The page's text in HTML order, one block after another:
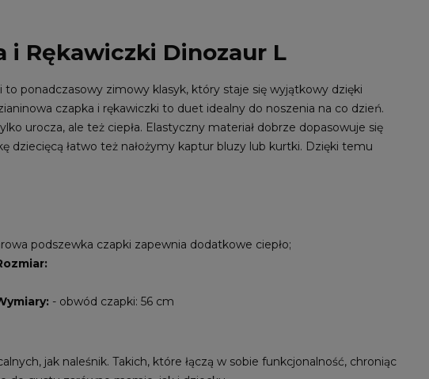
i Rękawiczki Dinozaur L
ponadczasowy zimowy klasyk, który staje się wyjątkowy dzięki
czapka i rękawiczki to duet idealny do noszenia na co dzień.
urocza, ale też ciepła. Elastyczny materiał dobrze dopasowuje się
dziecięcą łatwo też nałożymy kaptur bluzy lub kurtki. Dzięki temu
podszewka czapki zapewnia dodatkowe ciepło;
- obwód czapki: 56 cm
jak naleśnik. Takich, które łączą w sobie funkcjonalność, chroniąc